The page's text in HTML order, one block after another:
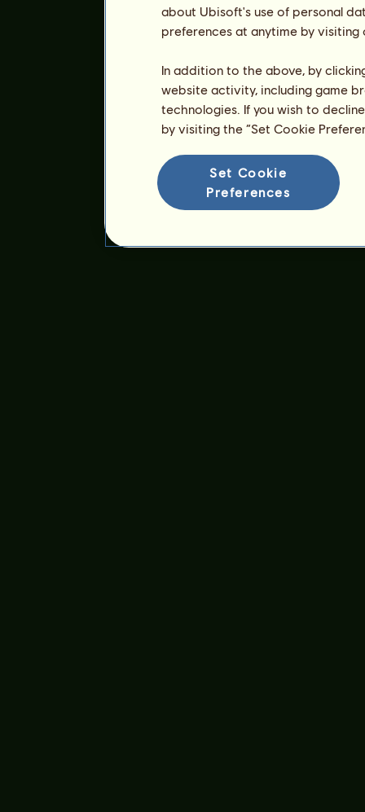
about Ubisoft's use of personal
preferences at anytime by
In addition to the above, by
website activity, including game
technologies. If you wish to
by visiting the “Set Cookie
Set Cookie
Preferences